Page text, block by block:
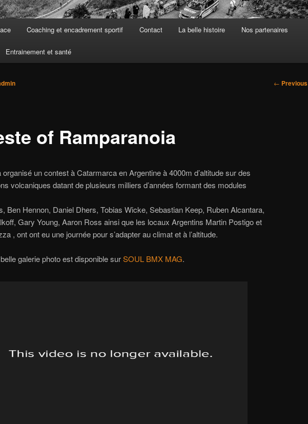
Coaching et encadrement sportif Contact La belle histoire Nos partenaires
Entrainement et santé
Post
← Previous
of Ramparanoia
organisé un contest à Catarmarca en Argentine à 4000m d’altitude sur des
volcaniques datant de plusieurs milliers d’années formant des modules
Ben Hennon, Daniel Dhers, Tobias Wicke, Sebastian Keep, Ruben Alcantara,
Gary Young, Aaron Ross ainsi que les locaux Argentins Martin Postigo et
, ont ont eu une journée pour s’adapter au climat et à l’altitude.
galerie photo est disponible surSOUL BMX MAG.